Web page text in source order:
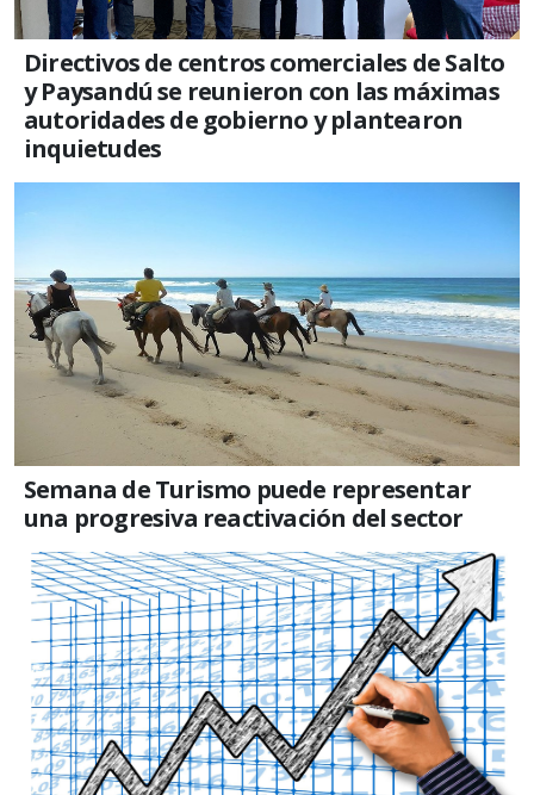
Directivos de centros comerciales de Salto
y Paysandú se reunieron con las máximas
autoridades de gobierno y plantearon
inquietudes
Semana de Turismo puede representar
una progresiva reactivación del sector